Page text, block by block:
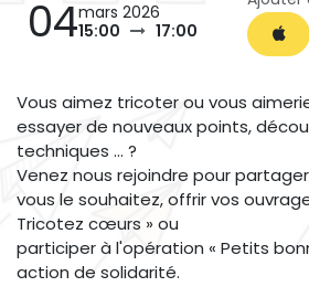
04mars 2026
15:00
17:00
Vous aimez tricoter ou vous
essayer de nouveaux points,
techniques ... ?
Venez nous rejoindre pour
vous le souhaitez, offrir vos
Tricotez cœurs » ou
participer à l'opération « Petits
action de solidarité.